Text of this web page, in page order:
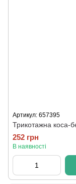
Артикул: 657395
Трикотажна коса-
252 грн
В наявності